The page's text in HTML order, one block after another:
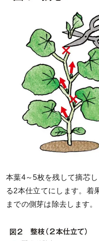
本葉4～5枚を残して摘芯
る2本仕立てにします。着
までの側芽は除去します。